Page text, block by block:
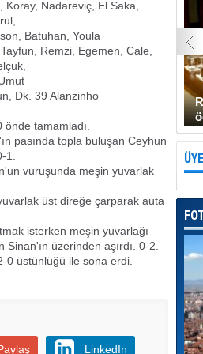
Koray, Nadareviç, El Saka,
Batuhan, Youla
Remzi, Egemen, Cale,
Dk. 39 Alanzinho
tamamladı.
pasında topla buluşan Ceyhun
vuruşunda meşin yuvarlak
üst direğe çarparak auta
isterken meşin yuvarlağı
üzerinden aşırdı. 0-2.
0 üstünlüğü ile sona erdi.
LinkedIn